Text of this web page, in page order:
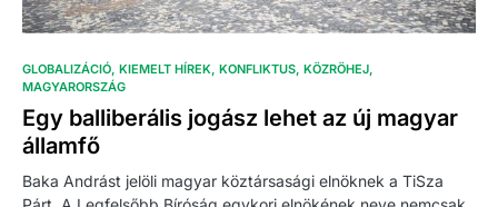
GLOBALIZÁCIÓ KIEMELT HÍREK KONFLIKTUS KÖZRÖHEJ
MAGYARORSZÁG
Egy balliberális jogász lehet az új magyar
államfő
Baka Andrást jelöli magyar köztársasági elnöknek a TiSza